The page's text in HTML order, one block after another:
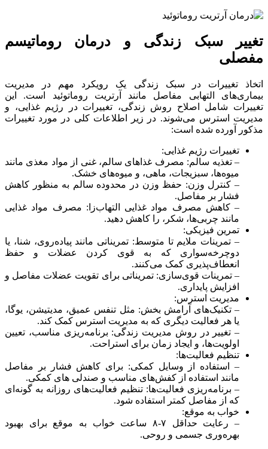
تغییر سبک زندگی و درمان روماتیسم
مفصلی
اتخاذ تغییرات در سبک زندگی یک رویکرد مهم در مدیریت
بیماری‌های التهابی مفاصل مانند آرتریت روماتوئید است. این
تغییرات شامل اصلاح روش زندگی، تغییرات در رژیم غذایی، و
مدیریت استرس می‌شوند. در زیر اطلاعات کلی در مورد تغییرات
مذکور آورده شده است:
تغییرات رژیم غذایی:
– تغذیه سالم: مصرف غذاهای سالم، غنی از مواد مغذی مانند
میوه‌ها، سبزیجات، ماهی، و میوه‌های خشک.
– کنترل وزن: حفظ وزن در محدوده سالم به منظور کاهش
فشار بر مفاصل.
– کاهش مصرف مواد غذایی التهاب‌زا: مصرف مواد غذایی
مانند چربی‌ها، شکر، را کاهش دهید.
تمرین فیزیکی:
– تمرینات ملایم تا متوسط: تمریناتی مانند پیاده‌روی، شنا، یا
دوچرخه‌سواری که به قوی کردن عضلات و حفظ
انعطاف‌پذیری کمک می‌کنند.
– تمرینات قوی‌سازی: تمریناتی برای تقویت عضلات مفاصل و
افزایش پایداری.
مدیریت استرس:
– تکنیک‌های آرامش بخش: مثل تنفس عمیق، مدیتیشن، یوگا،
یا هر فعالیت دیگری که به مدیریت استرس کمک کند.
– تغییر در روش مدیریت زندگی: برنامه‌ریزی مناسب، تعیین
اولویت‌ها، و ایجاد زمان برای استراحت.
تنظیم فعالیت‌ها:
– استفاده از وسایل کمکی: برای کاهش فشار بر مفاصل
مانند استفاده از کفش‌های مناسب و صندلی های کمکی.
– برنامه‌ریزی فعالیت‌ها: تنظیم فعالیت‌های روزانه به گونه‌ای
که از مفاصل کمتر استفاده شود.
خواب به موقع:
– رعایت حداقل ۷-۸ ساعت خواب به موقع برای بهبود
بهره‌وری جسمی و روحی.